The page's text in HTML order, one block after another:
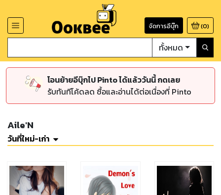
จัดการอีบุ๊ก (0)
ทั้งหมด
โอนย้ายอีบุ๊กไป Pinto ได้แล้ววันนี้ กดเลย
รับทันทีโค้ดลด ซื้อและอ่านได้ต่อเนื่องที่ Pinto
Aile'N
วันที่ใหม่-เก่า